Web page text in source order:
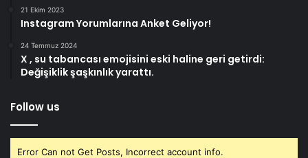
21 Ekim 2023
Instagram Yorumlarına Anket Geliyor!
24 Temmuz 2024
X , su tabancası emojisini eski haline geri getirdi:
Değişiklik şaşkınlık yarattı.
Follow us
Error Can not Get Posts, Incorrect account info.